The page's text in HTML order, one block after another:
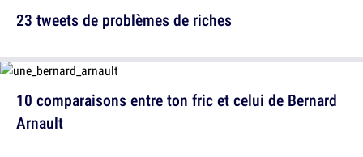
10 comparaisons entre ton fric et celui de Bernard
Arnault
23 tweets de problèmes de riches